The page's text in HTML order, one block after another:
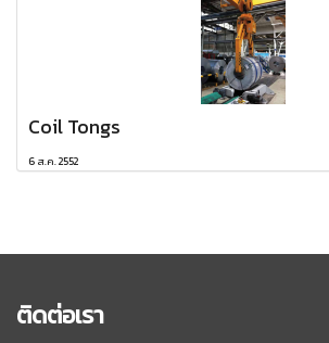
Coil Tongs
6 ส.ค. 2552
ติดต่อเรา